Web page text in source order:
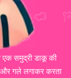
समुद्री डाकू की
और गले लगाकर करता